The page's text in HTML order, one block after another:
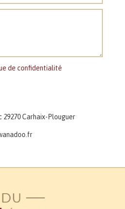
de confidentialité
29270 Carhaix-Plouguer